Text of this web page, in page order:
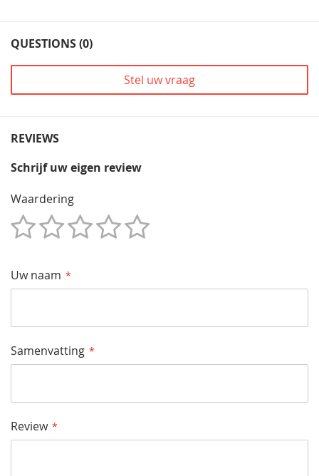
QUESTIONS (0)
Stel uw vraag
REVIEWS
Schrijf uw eigen review
Waardering
Uw naam
Samenvatting
Review